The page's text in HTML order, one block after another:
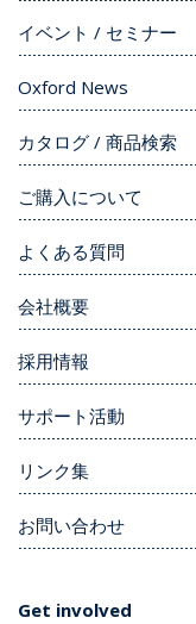
イベント / セミナー
Oxford News
カタログ / 商品検索
ご購入について
よくある質問
会社概要
採用情報
サポート活動
リンク集
お問い合わせ
Get involved